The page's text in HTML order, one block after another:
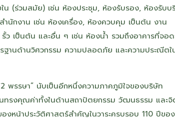
(ร่วมสมัย) เช่น ห้องประชุม, ห้องรับรอง, ห้องรับบ
กงาน เช่น ห้องเครื่อง, ห้องควบคุม เป็นต้น งาน
ว เป็นต้น และอื่น ๆ เช่น ห้องน้ำ รวมถึงอาคารที่จอ
านด้านวิศวกรรม ความปลอดภัย และความประณีตใ
พรรษา” นับเป็นอีกหนึ่งความภาคภูมิใจของบริษัท
ทรงคุณค่าทั้งในด้านสถาปัตยกรรม วัฒนธรรม และจิ
องหน้าประวัติศาสตร์สำคัญในวาระครบรอบ 110 ปีขอ